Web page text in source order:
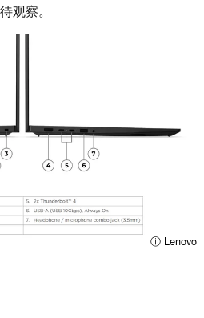
观察。
ⓘ Lenovo